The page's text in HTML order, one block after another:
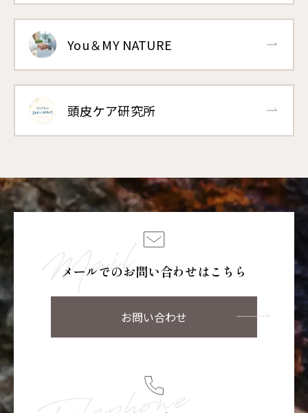
You＆MY NATURE
頭皮ケア研究所
メールでのお問い合わせはこちら
お問い合わせ